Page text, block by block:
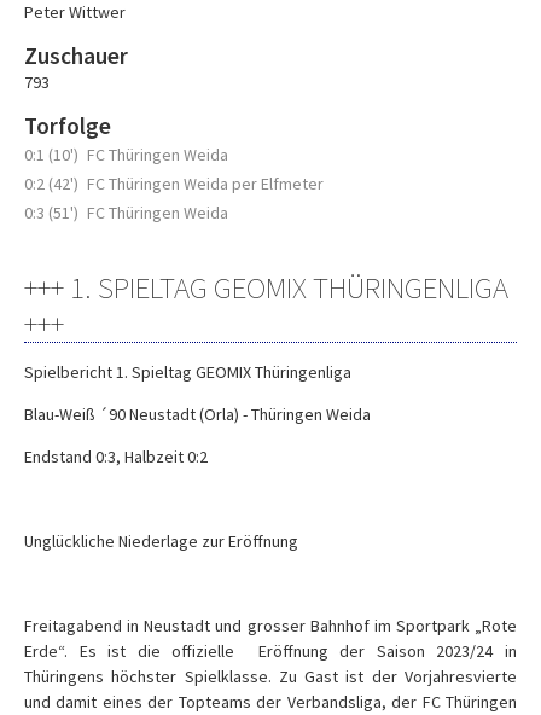
Peter Wittwer
Zuschauer
793
Torfolge
0:1 (10') FC Thüringen Weida
0:2 (42') FC Thüringen Weida per Elfmeter
0:3 (51') FC Thüringen Weida
+++ 1. SPIELTAG GEOMIX THÜRINGENLIGA
+++
Spielbericht 1. Spieltag GEOMIX Thüringenliga
Blau-Weiß ´90 Neustadt (Orla) - Thüringen Weida
Endstand 0:3, Halbzeit 0:2
Unglückliche Niederlage zur Eröffnung
Freitagabend in Neustadt und grosser Bahnhof im Sportpark „Rote
Erde“. Es ist die offizielle
Eröffnung der Saison 2023/24 in
Thüringens höchster Spielklasse. Zu Gast ist der Vorjahresvierte
und damit eines der Topteams der Verbandsliga, der FC Thüringen